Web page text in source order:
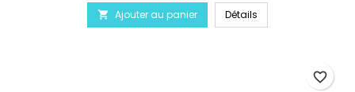
 Ajouter au panier Détails
favorite_border